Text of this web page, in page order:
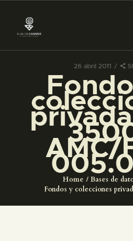
26 abril 2011
AMC/
Home Bases de
Fondos y colecciones
PREPARAR LA
ACTIVIDADES
█
EL MUSEO